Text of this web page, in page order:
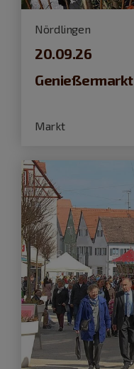
Nördlingen
20.09.26
Genießermarkt
Markt